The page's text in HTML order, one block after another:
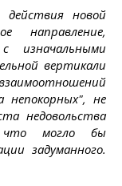
новой
направление,
изначальными
вертикали
не
недовольства
что могло бы
задуманного.